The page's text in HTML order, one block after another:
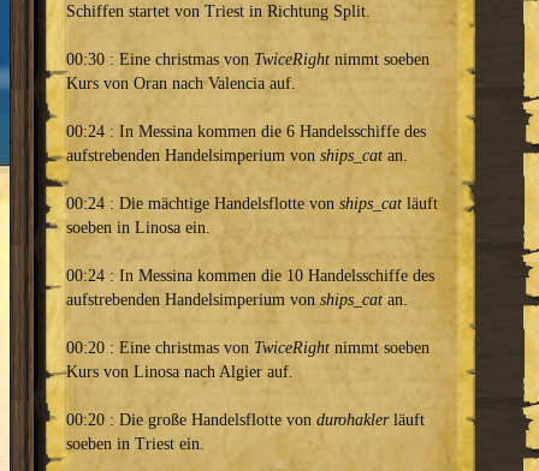
Schiffen startet von Triest in Richtung Split.
00:30 : Eine christmas von TwiceRight nimmt soeben
Kurs von Oran nach Valencia auf.
00:24 : In Messina kommen die 6 Handelsschiffe des
aufstrebenden Handelsimperium von ships_cat an.
00:24 : Die mächtige Handelsflotte von ships_cat läuft
soeben in Linosa ein.
00:24 : In Messina kommen die 10 Handelsschiffe des
aufstrebenden Handelsimperium von ships_cat an.
00:20 : Eine christmas von TwiceRight nimmt soeben
Kurs von Linosa nach Algier auf.
00:20 : Die große Handelsflotte von durohaklerläuft
soeben in Triest ein.